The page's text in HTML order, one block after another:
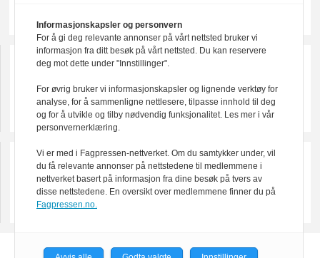
Informasjonskapsler og personvern
For å gi deg relevante annonser på vårt nettsted bruker vi
informasjon fra ditt besøk på vårt nettsted. Du kan reservere
deg mot dette under "Innstillinger".
For øvrig bruker vi informasjonskapsler og lignende verktøy for
analyse, for å sammenligne nettlesere, tilpasse innhold til deg
og for å utvikle og tilby nødvendig funksjonalitet. Les mer i vår
personvernerklæring.
Vi er med i Fagpressen-nettverket. Om du samtykker under, vil
du få relevante annonser på nettstedene til medlemmene i
nettverket basert på informasjon fra dine besøk på tvers av
disse nettstedene. En oversikt over medlemmene finner du på
Fagpressen.no.